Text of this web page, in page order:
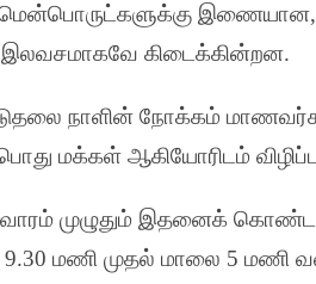
மென்பொருட்களுக்கு இணையான,
கிடைக்கின்றன.
நாளின் நோக்கம்
மக்கள் ஆகியோரிடம்
முழுதும் இதனைக்
9.30 மணி முதல் மாலை 5 மணி